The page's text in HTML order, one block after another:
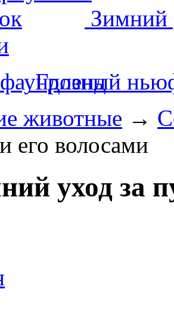
Зимний
Грозный
животные →
его волосами
уход за